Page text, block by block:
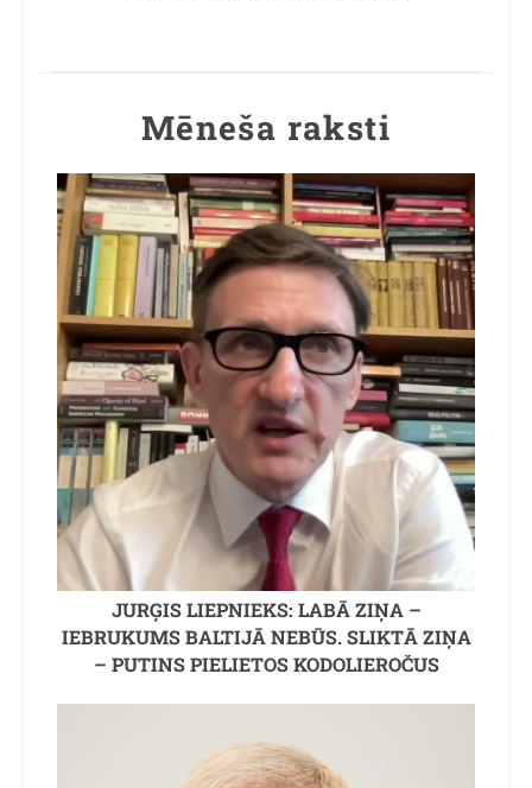
Mēneša raksti
JURĢIS LIEPNIEKS: LABĀ ZIŅA –
IEBRUKUMS BALTIJĀ NEBŪS. SLIKTĀ ZIŅA
– PUTINS PIELIETOS KODOLIEROČUS